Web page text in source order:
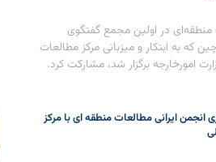
منطقه‌ای در اولین مجمع گفتگوی
که به ابتکار و میزبانی مرکز مطالعات
امورخارجه برگزار شد، مشارکت کرد.
انجمن ایرانی مطالعات منطقه ای با مرکز